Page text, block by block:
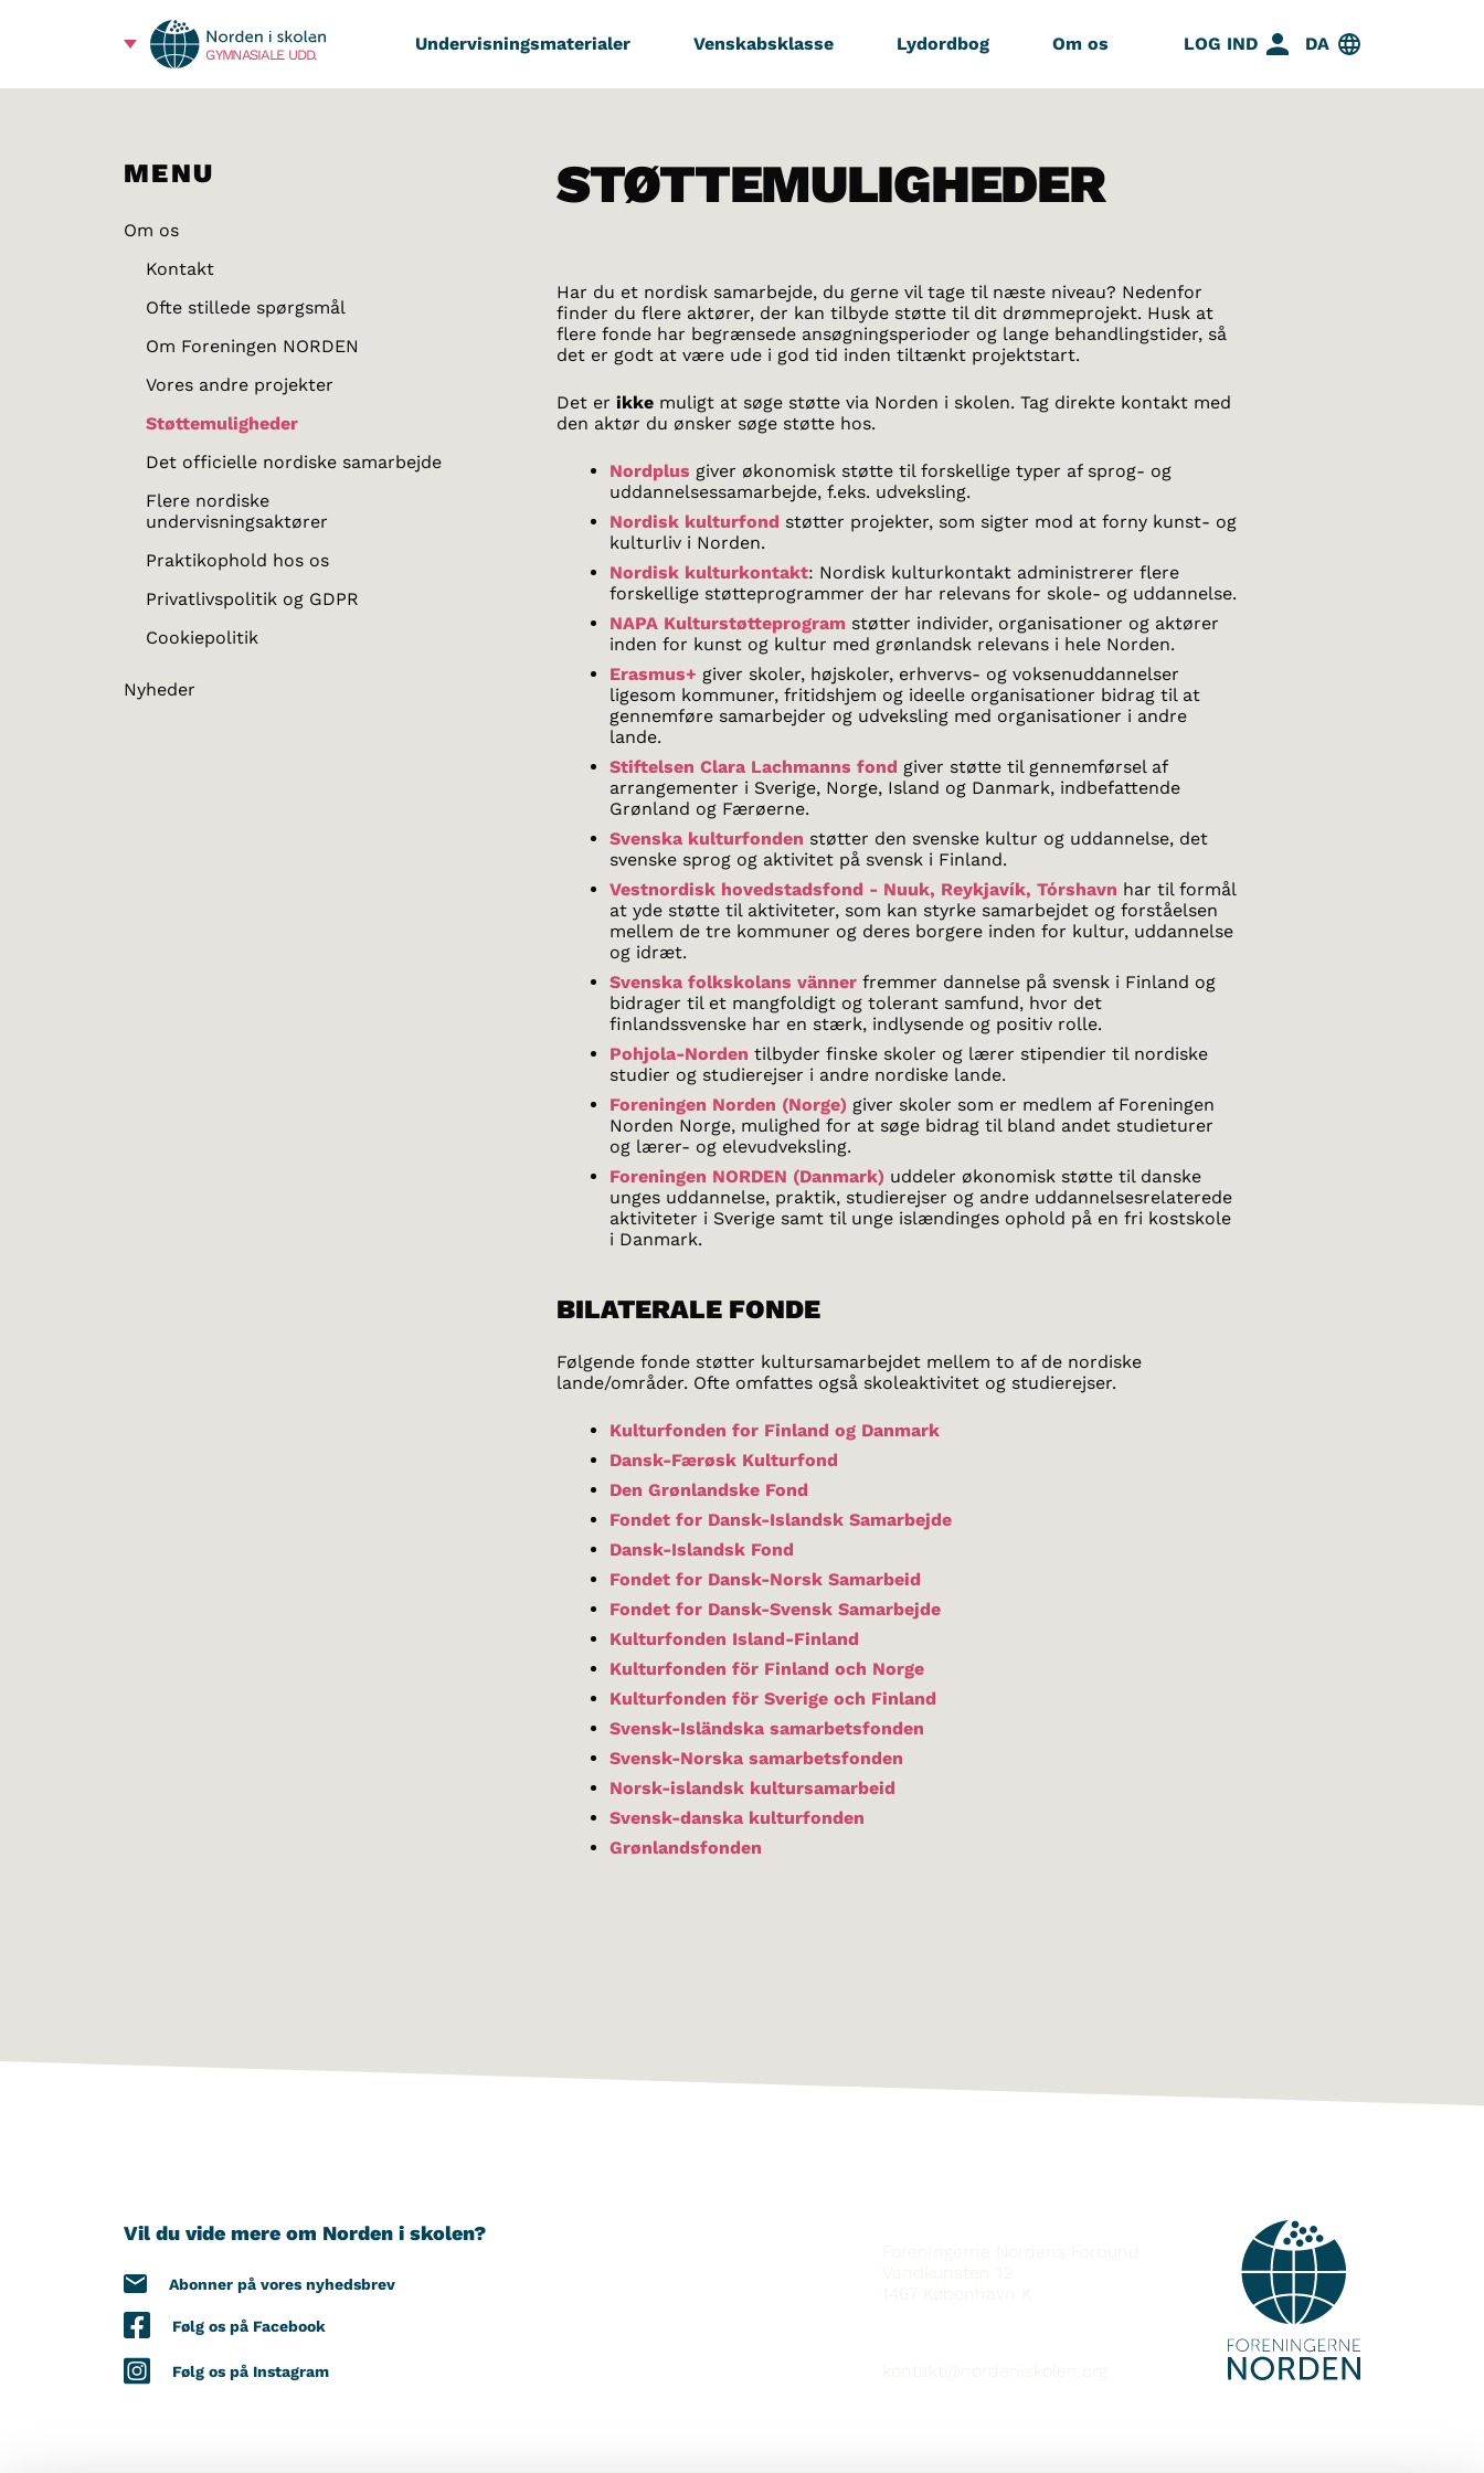
GYMNASIALE UDD.
Undervisningsmaterialer Venskabsklasse Lydordbog Om os LOG IND DA
MENU
Om os
Kontakt
Ofte stillede spørgsmål
Om Foreningen NORDEN
Vores andre projekter
Støttemuligheder
Det officielle nordiske samarbejde
Flere nordiske
undervisningsaktører
Praktikophold hos os
Privatlivspolitik og GDPR
Cookiepolitik
Nyheder
STØTTEMULIGHEDER
Har du et nordisk samarbejde, du gerne vil tage til næste niveau? Nedenfor
finder du flere aktører, der kan tilbyde støtte til dit drømmeprojekt. Husk at
flere fonde har begrænsede ansøgningsperioder og lange behandlingstider, så
det er godt at være ude i god tid inden tiltænkt projektstart.
Det er ikke muligt at søge støtte via Norden i skolen. Tag direkte kontakt med
den aktør du ønsker søge støtte hos.
Nordplus giver økonomisk støtte til forskellige typer af sprog- og
uddannelsessamarbejde, f.eks. udveksling.
Nordisk kulturfond støtter projekter, som sigter mod at forny kunst- og
kulturliv i Norden.
Nordisk kulturkontakt: Nordisk kulturkontakt administrerer flere
forskellige støtteprogrammer der har relevans for skole- og uddannelse.
NAPA Kulturstøtteprogram støtter individer, organisationer og aktører
inden for kunst og kultur med grønlandsk relevans i hele Norden.
Erasmus+ giver skoler, højskoler, erhvervs- og voksenuddannelser
ligesom kommuner, fritidshjem og ideelle organisationer bidrag til at
gennemføre samarbejder og udveksling med organisationer i andre
lande.
Stiftelsen Clara Lachmanns fond giver støtte til gennemførsel af
arrangementer i Sverige, Norge, Island og Danmark, indbefattende
Grønland og Færøerne.
Svenska kulturfonden støtter den svenske kultur og uddannelse, det
svenske sprog og aktivitet på svensk i Finland.
Vestnordisk hovedstadsfond - Nuuk, Reykjavík, Tórshavn har til formål
at yde støtte til aktiviteter, som kan styrke samarbejdet og forståelsen
mellem de tre kommuner og deres borgere inden for kultur, uddannelse
og idræt.
Svenska folkskolans vänner fremmer dannelse på svensk i Finland og
bidrager til et mangfoldigt og tolerant samfund, hvor det
finlandssvenske har en stærk, indlysende og positiv rolle.
Pohjola-Norden tilbyder finske skoler og lærer stipendier til nordiske
studier og studierejser i andre nordiske lande.
Foreningen Norden (Norge) giver skoler som er medlem af Foreningen
Norden Norge, mulighed for at søge bidrag til bland andet studieturer
og lærer- og elevudveksling.
Foreningen NORDEN (Danmark) uddeler økonomisk støtte til danske
unges uddannelse, praktik, studierejser og andre uddannelsesrelaterede
aktiviteter i Sverige samt til unge islændinges ophold på en fri kostskole
i Danmark.
BILATERALE FONDE
Følgende fonde støtter kultursamarbejdet mellem to af de nordiske
lande/områder. Ofte omfattes også skoleaktivitet og studierejser.
Kulturfonden for Finland og Danmark
Dansk-Færøsk Kulturfond
Den Grønlandske Fond
Fondet for Dansk-Islandsk Samarbejde
Dansk-Islandsk Fond
Fondet for Dansk-Norsk Samarbeid
Fondet for Dansk-Svensk Samarbejde
Kulturfonden Island-Finland
Kulturfonden för Finland och Norge
Kulturfonden för Sverige och Finland
Svensk-Isländska samarbetsfonden
Svensk-Norska samarbetsfonden
Norsk-islandsk kultur­samarbeid
Svensk-danska kulturfonden
Grønlandsfonden
Vil du vide mere om Norden i skolen?
Abonner på vores nyhedsbrev
Følg os på Facebook
Følg os på Instagram